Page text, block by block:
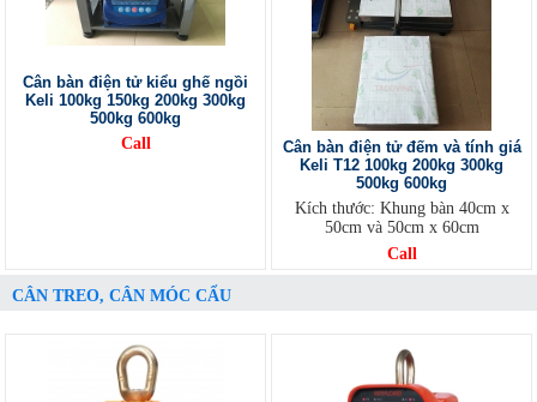
Cân bàn điện tử kiểu ghế ngồi
Keli 100kg 150kg 200kg 300kg
500kg 600kg
Call
Cân bàn điện tử đếm và tính giá
Keli T12 100kg 200kg 300kg
500kg 600kg
Kích thước: Khung bàn 40cm x
50cm và 50cm x 60cm
Call
CÂN TREO, CÂN MÓC CẨU